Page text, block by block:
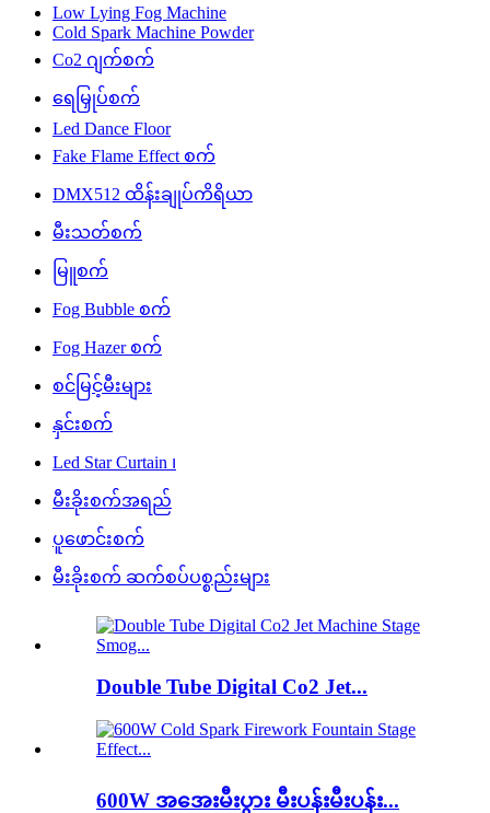
Low Lying Fog Machine
Cold Spark Machine Powder
Co2 ဂျက်စက်
ရေမြှုပ်စက်
Led Dance Floor
Fake Flame Effect စက်
DMX512 ထိန်းချုပ်ကိရိယာ
မီးသတ်စက်
မြူစက်
Fog Bubble စက်
Fog Hazer စက်
စင်မြင့်မီးများ
နှင်းစက်
Led Star Curtain ၊
မီးခိုးစက်အရည်
ပူဖောင်းစက်
မီးခိုးစက် ဆက်စပ်ပစ္စည်းများ
Double Tube Digital Co2 Jet...
600W အအေးမီးပွား မီးပန်းမီးပန်း...